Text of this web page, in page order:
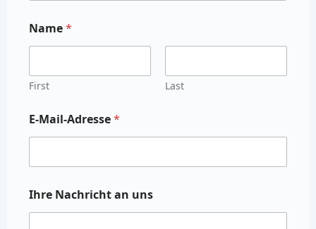
Name*
First Last
E-Mail-Adresse*
Ihre Nachricht an uns